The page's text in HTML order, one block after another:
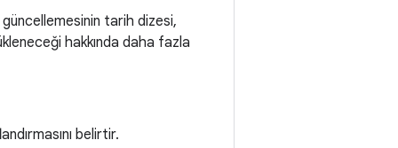
tarih dizesi,
hakkında daha fazla
belirtir.